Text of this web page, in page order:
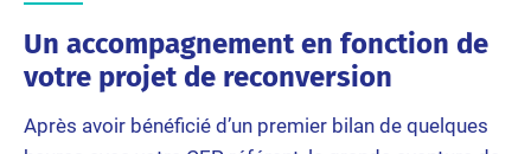
Un accompagnement en fonction de
votre projet de reconversion
Après avoir bénéficié d’un premier bilan de quelques